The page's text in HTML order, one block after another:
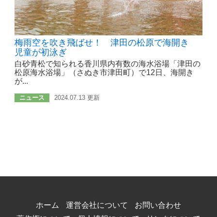
梅雨空を吹き飛ばせ！ 津田の松原で海開き
児童が初泳ぎ
白砂青松で知られる香川県内有数の海水浴場「津田の
松原海水浴場」（さぬき市津田町）で12日、海開き
が...
ニュース 2024.07.13 更新
ホーム 運営会社について
お問い合わせ